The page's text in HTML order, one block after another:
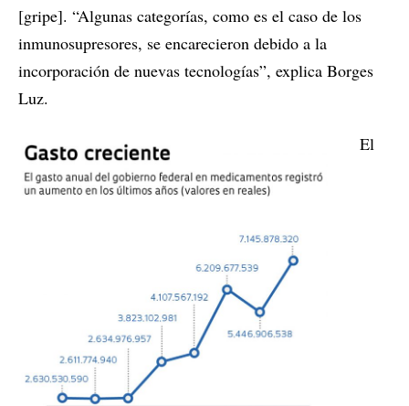
[gripe]. “Algunas categorías, como es el caso de los
inmunosupresores, se encarecieron debido a la
incorporación de nuevas tecnologías”, explica Borges
Luz.
El